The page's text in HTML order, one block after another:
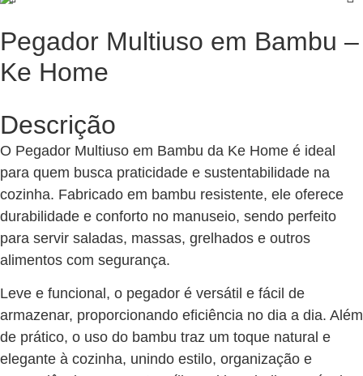
Pegador Multiuso em Bambu –
Ke Home
Descrição
O Pegador Multiuso em Bambu da Ke Home é ideal
para quem busca praticidade e sustentabilidade na
cozinha. Fabricado em bambu resistente, ele oferece
durabilidade e conforto no manuseio, sendo perfeito
para servir saladas, massas, grelhados e outros
alimentos com segurança.
Leve e funcional, o pegador é versátil e fácil de
armazenar, proporcionando eficiência no dia a dia. Além
de prático, o uso do bambu traz um toque natural e
elegante à cozinha, unindo estilo, organização e